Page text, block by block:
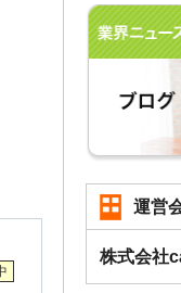
運営
株式会社